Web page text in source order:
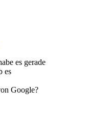
es gerade
es
Google?